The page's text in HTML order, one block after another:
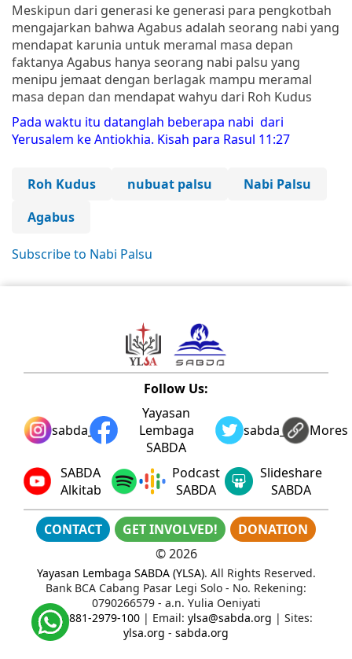
Meskipun dari generasi ke generasi para pengkotbah
mengajarkan bahwa Agabus adalah seorang nabi yang
mendapat karunia untuk meramal masa depan
faktanya Agabus hanya seorang nabi palsu yang
menipu jemaat dengan berlagak mampu meramal
masa depan dan mendapat wahyu dari Roh Kudus
Pada waktu itu datanglah beberapa nabi dari
Yerusalem ke Antiokhia. Kisah para Rasul 11:27
Roh Kudus nubuat palsu
Nabi Palsu
Agabus
Subscribe to Nabi Palsu
Follow Us:
sabda_ylsa
Yayasan
Lembaga
SABDA
sabda_ylsaMores
SABDA
Alkitab
Podcast
SABDA
Slideshare
SABDA
CONTACT GET INVOLVED!
DONATION
©2026
Yayasan Lembaga SABDA (YLSA). All Rights Reserved.
Bank BCA Cabang Pasar Legi Solo - No. Rekening:
0790266579 - a.n. Yulia Oeniyati
WA:0881-2979-100| Email: ylsa@sabda.org | Sites:
ylsa.org - sabda.org